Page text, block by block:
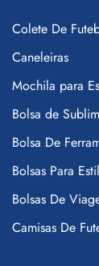
Colete De
Caneleiras
Mochila para
Bolsa de
Bolsa De
Bolsas Para
Bolsas De
Camisas De